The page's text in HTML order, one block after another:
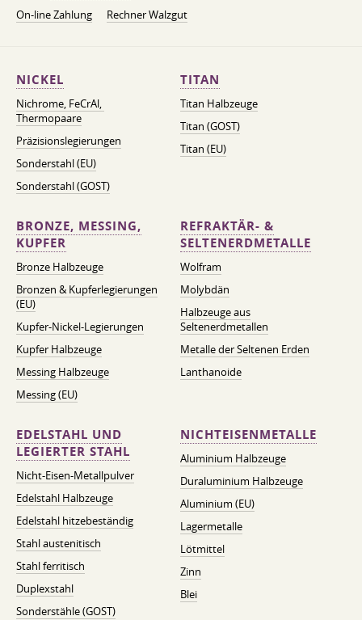
On-line Zahlung
Rechner Walzgut
NICKEL
Nichrome, FeСrAl, ​​
Thermopaare
Präzisionslegierungen
Sonderstahl (EU)
Sonderstahl (GOST)
TITAN
Titan Halbzeuge
Titan (GOST)
Titan (EU)
BRONZE, MESSING,
KUPFER
Bronze Halbzeuge
Bronzen & Kupferlegierungen
(EU)
Kupfer-Nickel-Legierungen
Kupfer Halbzeuge
Messing Halbzeuge
Messing (EU)
REFRAKTÄR- &
SELTENERDMETALLE
Wolfram
Molybdän
Halbzeuge aus
Seltenerdmetallen
Metalle der Seltenen Erden
Lanthanoide
EDELSTAHL UND
LEGIERTER STAHL
Nicht-Eisen-Metallpulver
Edelstahl Halbzeuge
Edelstahl hitzebeständig
Stahl austenitisch
Stahl ferritisch
Duplexstahl
Sonderstähle (GOST)
NICHTEISENMETALLE
Aluminium Halbzeuge
Duraluminium Halbzeuge
Aluminium (EU)
Lagermetalle
Lötmittel
Zinn
Blei